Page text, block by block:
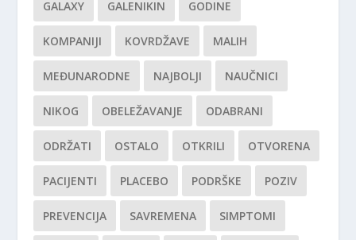
GALAXY GALENIKIN GODINE
KOMPANIJI KOVRDŽAVE MALIH
MEĐUNARODNE NAJBOLJI NAUČNICI
NIKOG OBELEŽAVANJE ODABRANI
ODRŽATI OSTALO OTKRILI OTVORENA
PACIJENTI PLACEBO PODRŠKE POZIV
PREVENCIJA SAVREMENA SIMPTOMI